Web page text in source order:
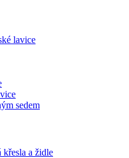
lavice
sedem
křesla a židle